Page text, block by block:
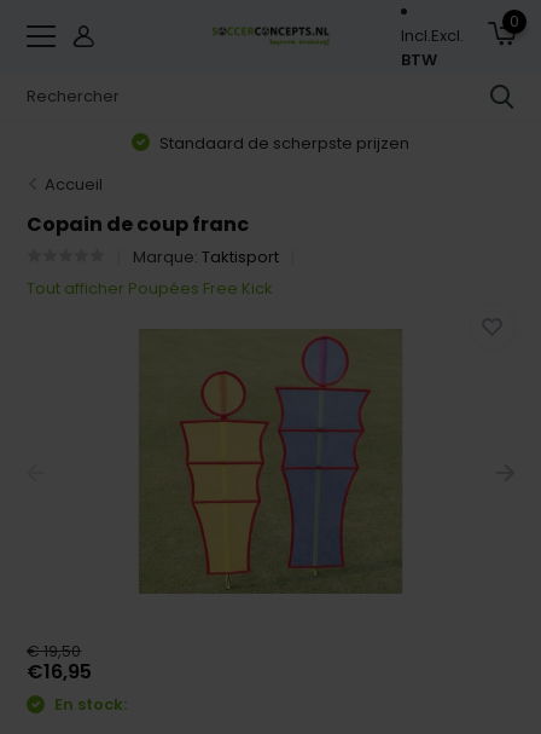
Incl.Excl.
BTW
0
Standaard de scherpste prijzen
Accueil
Copain de coup franc
Marque:Taktisport
Tout afficher Poupées Free Kick
€ 19,50
€16,95
En stock: